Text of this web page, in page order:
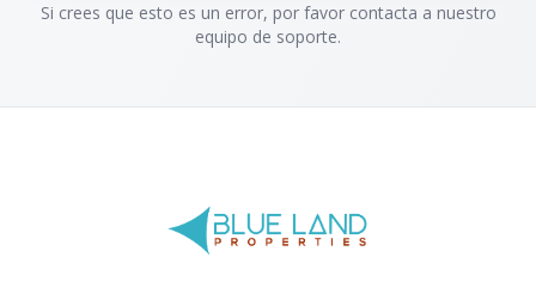
Si crees que esto es un error, por favor contacta a nuestro
equipo de soporte.